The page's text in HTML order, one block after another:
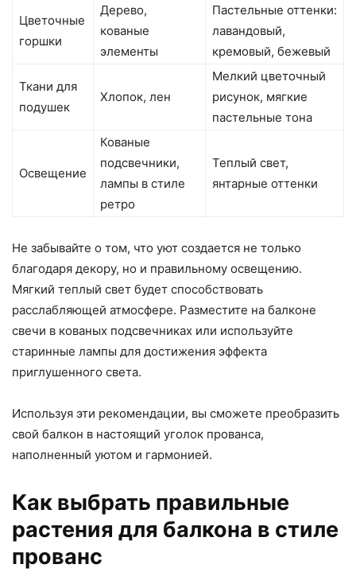
Цветочные
горшки
Дерево,
кованые
элементы
Пастельные оттенки:
лавандовый,
кремовый, бежевый
Ткани для
подушек
Хлопок, лен
Мелкий цветочный
рисунок, мягкие
пастельные тона
Освещение
Кованые
подсвечники,
лампы в стиле
ретро
Теплый свет,
янтарные оттенки
Не забывайте о том, что уют создается не только
благодаря декору, но и правильному освещению.
Мягкий теплый свет будет способствовать
расслабляющей атмосфере. Разместите на балконе
свечи в кованых подсвечниках или используйте
старинные лампы для достижения эффекта
приглушенного света.
Используя эти рекомендации, вы сможете преобразить
свой балкон в настоящий уголок прованса,
наполненный уютом и гармонией.
Как выбрать правильные
растения для балкона в стиле
прованс